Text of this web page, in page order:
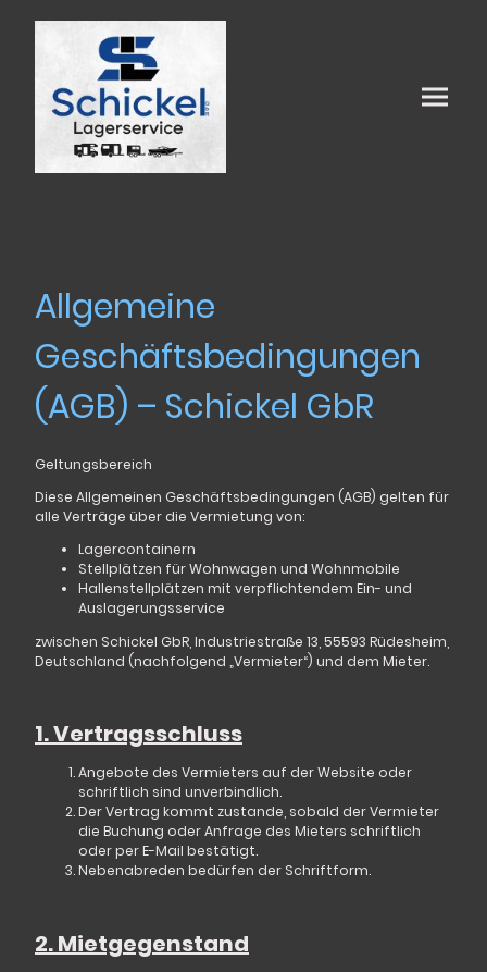
Allgemeine
Geschäftsbedingungen
(AGB) – Schickel GbR
Geltungsbereich
Diese Allgemeinen Geschäftsbedingungen (AGB) gelten für
alle Verträge über die Vermietung von:
Lagercontainern
Stellplätzen für Wohnwagen und Wohnmobile
Hallenstellplätzen mit verpflichtendem Ein- und
Auslagerungsservice
zwischen Schickel GbR , Industriestraße 13, 55593 Rüdesheim,
Deutschland (nachfolgend „Vermieter“) und dem Mieter.
1. Vertragsschluss
Angebote des Vermieters auf der Website oder
schriftlich sind unverbindlich.
Der Vertrag kommt zustande, sobald der Vermieter
die Buchung oder Anfrage des Mieters schriftlich
oder per E-Mail bestätigt.
Nebenabreden bedürfen der Schriftform.
2. Mietgegenstand